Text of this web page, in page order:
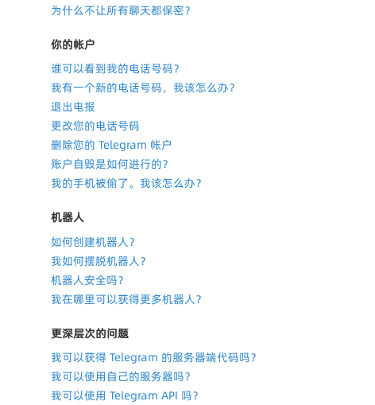
为什么不让所有聊天都保密？
你的帐户
谁可以看到我的电话号码？
我有一个新的电话号码，我该怎么办？
退出电报
更改您的电话号码
删除您的 Telegram 帐户
账户自毁是如何进行的？
我的手机被偷了。我该怎么办？
机器人
如何创建机器人？
我如何摆脱机器人？
机器人安全吗？
我在哪里可以获得更多机器人？
更深层次的问题
我可以获得 Telegram 的服务器端代码吗？
我可以使用自己的服务器吗？
我可以使用 Telegram API 吗？